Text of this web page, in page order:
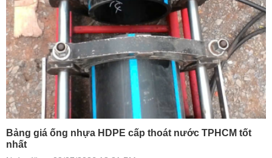
Bảng giá ống nhựa HDPE cấp thoát nước TPHCM tốt
nhất